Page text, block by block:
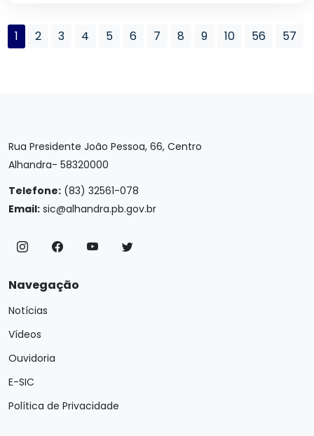
1 2 3 4 5 6 7 8 9 10 56 57
Rua Presidente João Pessoa, 66, Centro
Alhandra- 58320000
Telefone: (83) 32561-078
Email: sic@alhandra.pb.gov.br
Navegação
Notícias
Vídeos
Ouvidoria
E-SIC
Política de Privacidade